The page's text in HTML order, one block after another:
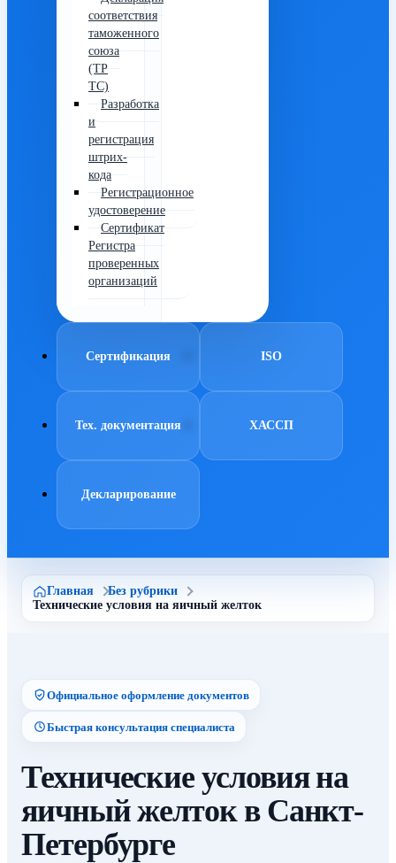
соответствия
таможенного
союза
(ТР
ТС)
Разработка
и
регистрация
штрих-
кода
Регистрационное
удостоверение
Сертификат
Регистра
проверенных
организаций
Сертификация ISO
Тех. документация ХАССП
Декларирование
Главная
Без рубрики
Технические условия на яичный желток
Официальное оформление документов
Быстрая консультация специалиста
Технические условия на
яичный желток в Санкт-
Петербурге